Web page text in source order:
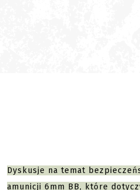
Dyskusje na temat
amunicji 6mm BB, które